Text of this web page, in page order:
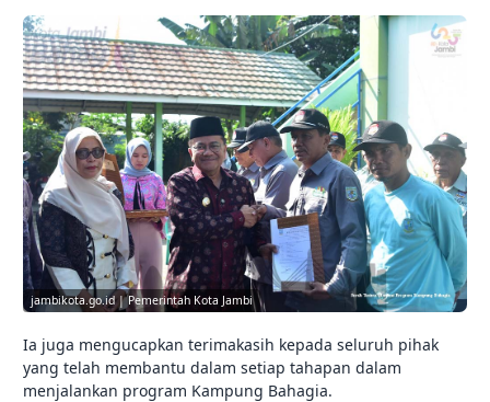
jambikota.go.id | Pemerintah Kota Jambi
Ia juga mengucapkan terimakasih kepada seluruh pihak
yang telah membantu dalam setiap tahapan dalam
menjalankan program Kampung Bahagia.